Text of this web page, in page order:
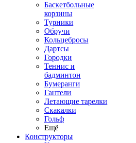
Баскетбольные
корзины
Турники
Обручи
Кольцебросы
Дартсы
Городки
Теннис и
бадминтон
Бумеранги
Гантели
Летающие тарелки
Скакалки
Гольф
Ещё
Конструкторы